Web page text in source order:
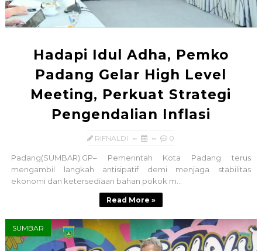
Hadapi Idul Adha, Pemko
Padang Gelar High Level
Meeting, Perkuat Strategi
Pengendalian Inflasi
RIFNALDI 0
Padang(SUMBAR).GP– Pemerintah Kota Padang terus
mengambil langkah antisipatif demi menjaga stabilitas
ekonomi dan ketersediaan bahan pokok m...
Read More »
SUMBAR